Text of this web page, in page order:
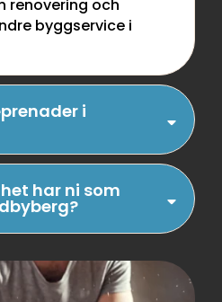
renovering och
byggservice i
i
har ni som